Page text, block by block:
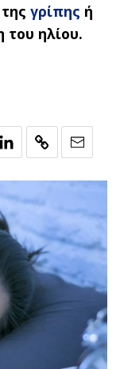
γρίπης ή
του ηλίου.